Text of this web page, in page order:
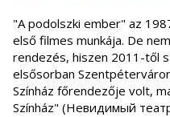
"A podolszki ember" az
első filmes munkája. De
rendezés, hiszen 2011-től
elsősorban
Színház főrendezője volt,
Színház" (Невидимый